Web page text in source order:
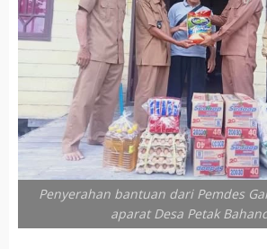
Penyerahan bantuan dari Pemdes
aparat Desa Petak